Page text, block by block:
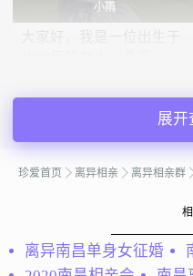
小雨
##3002##我的月收入在
5001到8000元之间，拥有
人...
展开
珍爱首页 离异相亲 离异相亲群
离异南昌单身女征婚